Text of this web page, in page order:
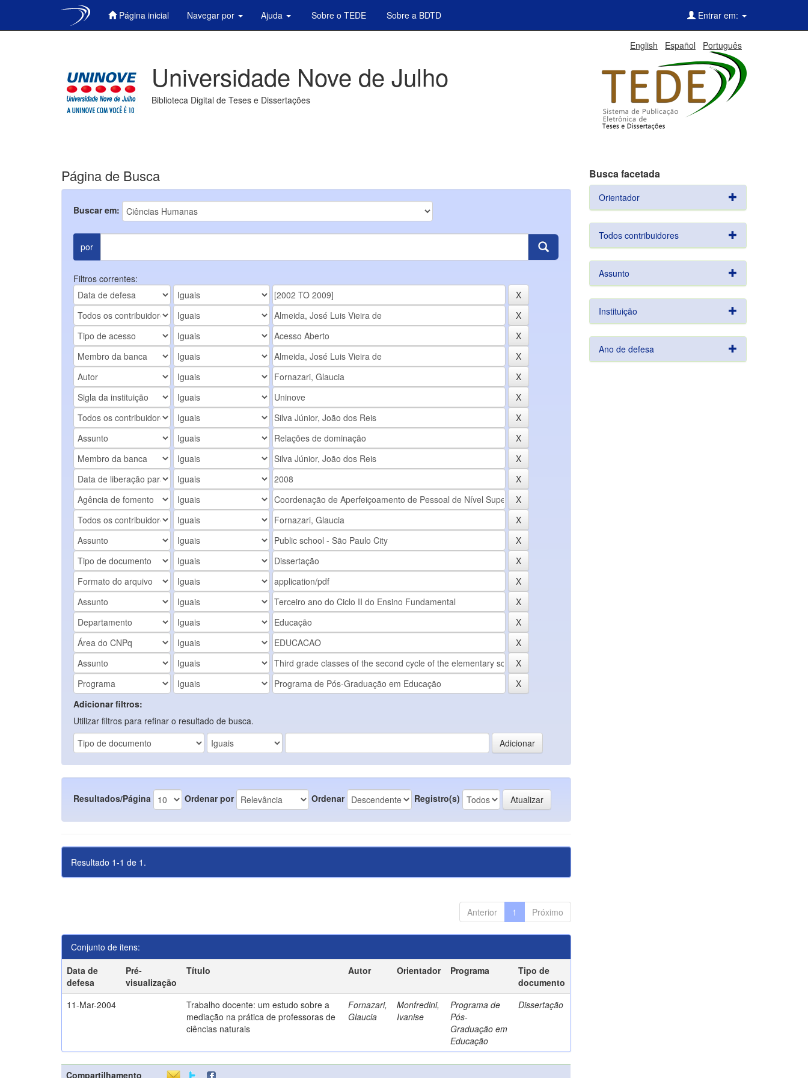
Página inicial Navegar por Ajuda Sobre o TEDE Sobre a BDTD Entrar em:
English Español Português
Universidade Nove de Julho
Biblioteca Digital de Teses e Dissertações
Página de Busca
Buscar em:
por
Filtros correntes:
Adicionar filtros:
Utilizar filtros para refinar o resultado de busca.
Resultados/Página Ordenar por Ordenar Registro(s)
Resultado 1-1 de 1.
Anterior 1 Próximo
Conjunto de itens:
Data de
defesa
Pré-
visualização
Título Autor Orientador Programa
Tipo de
documento
11-Mar-2004
Trabalho docente: um estudo sobre a
mediação na prática de professoras de
ciências naturais
Fornazari,
Glaucia
Monfredini,
Ivanise
Programa de
Pós-
Graduação em
Educação
Dissertação
Compartilhamento
Busca facetada
Orientador
Todos contribuidores
Assunto
Instituição
Ano de defesa